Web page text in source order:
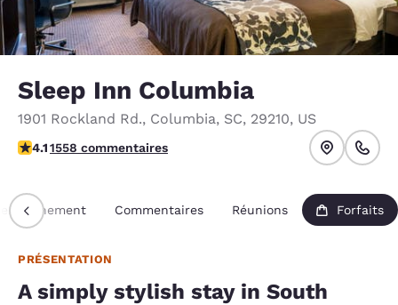
Sleep Inn Columbia
1901 Rockland Rd., Columbia, SC, 29210, US
4.1 étoiles. Très bon.
4.11558 commentaires
Commentaires Réunions Forfaits
PRÉSENTATION
A simply stylish stay in South